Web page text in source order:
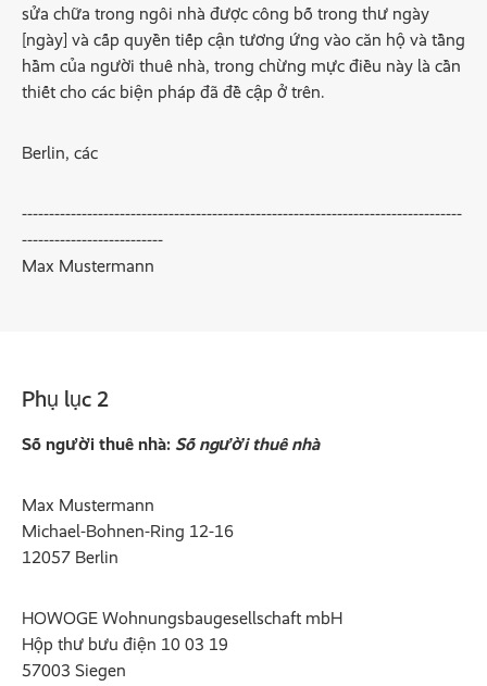
sửa chữa trong ngôi nhà được công bố trong thư ngày
[ngày] và cấp quyền tiếp cận tương ứng vào căn hộ và tầng
hầm của người thuê nhà, trong chừng mực điều này là cần
thiết cho các biện pháp đã đề cập ở trên.
Berlin, các
---------------------------------------------------------------------------------
--------------------------
Max Mustermann
Phụ lục 2
Số người thuê nhà: Số người thuê nhà
Max Mustermann
Michael-Bohnen-Ring 12-16
12057 Berlin
HOWOGE Wohnungsbaugesellschaft mbH
Hộp thư bưu điện 10 03 19
57003 Siegen